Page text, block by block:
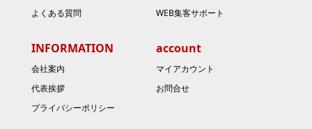
よくある質問
WEB集客サポート
INFORMATION
会社案内
代表挨拶
プライバシーポリシー
account
マイアカウント
お問合せ